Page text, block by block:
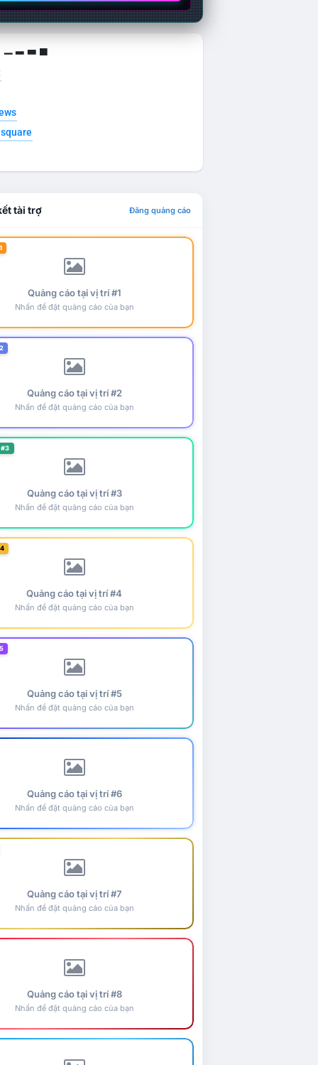
▁ ▂ ▃ ▄
tài trợ Đăng quảng cáo
Quảng cáo tại vị trí #1
Nhấn để đặt quảng cáo của bạn
Quảng cáo tại vị trí #2
Nhấn để đặt quảng cáo của bạn
Quảng cáo tại vị trí #3
Nhấn để đặt quảng cáo của bạn
Quảng cáo tại vị trí #4
Nhấn để đặt quảng cáo của bạn
Quảng cáo tại vị trí #5
Nhấn để đặt quảng cáo của bạn
Quảng cáo tại vị trí #6
Nhấn để đặt quảng cáo của bạn
Quảng cáo tại vị trí #7
Nhấn để đặt quảng cáo của bạn
Quảng cáo tại vị trí #8
Nhấn để đặt quảng cáo của bạn